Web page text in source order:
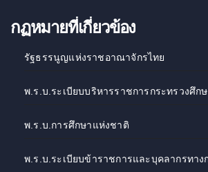
กฏหมายที่เกี่ยวข้อง
รัฐธรรนูญแห่งราชอาณาจักรไทย
พ.ร.บ.ระเบียบบริหารราชการกระทรวงศึก
พ.ร.บ.การศึกษาแห่งชาติ
พ.ร.บ.ระเบียบข้าราชการและบุคลากรทาง